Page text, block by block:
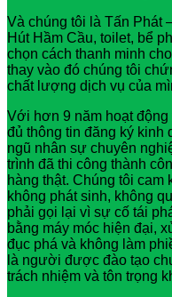
Và chúng tôi là Tấn Phát
Hút Hầm Cầu, toilet, bể
chọn cách thanh minh
thay vào đó chúng tôi
chất lượng dịch vụ của
Với hơn 9 năm hoạt
đủ thông tin đăng ký kinh
ngũ nhân sự chuyên
trình đã thi công thành
hàng thật. Chúng tôi cam
không phát sinh, không
phải gọi lại vì sự cố tái
bằng máy móc hiện đại,
đục phá và không làm
là người được đào tạo
trách nhiệm và tôn trọng